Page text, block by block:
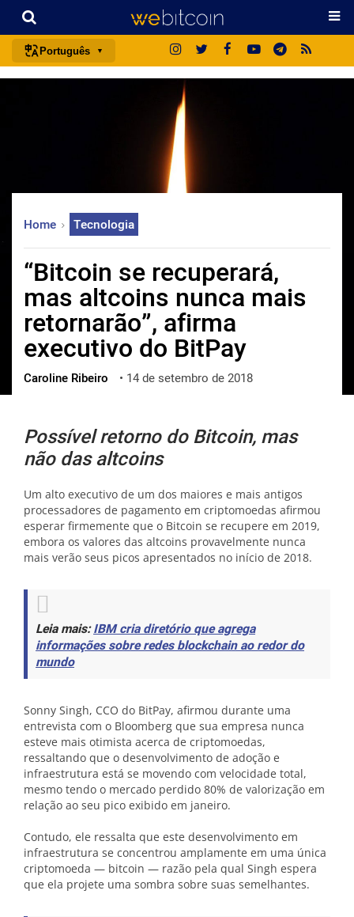
Português
日本語
русский
한국어
العربية
ไทย
ქართული
vietnamese
Home Tecnologia
“Bitcoin se recuperará,
mas altcoins nunca mais
retornarão”, afirma
executivo do BitPay
Caroline Ribeiro • 14 de setembro de 2018
Possível retorno do Bitcoin, mas
não das altcoins
Um alto executivo de um dos maiores e mais antigos
processadores de pagamento em criptomoedas afirmou
esperar firmemente que o Bitcoin se recupere em 2019,
embora os valores das altcoins provavelmente nunca
mais verão seus picos apresentados no início de 2018.
Leia mais:IBM cria diretório que agrega
informações sobre redes blockchain ao redor do
mundo
Sonny Singh, CCO do BitPay, afirmou durante uma
entrevista com o Bloomberg que sua empresa nunca
esteve mais otimista acerca de criptomoedas,
ressaltando que o desenvolvimento de adoção e
infraestrutura está se movendo com velocidade total,
mesmo tendo o mercado perdido 80% de valorização em
relação ao seu pico exibido em janeiro.
Contudo, ele ressalta que este desenvolvimento em
infraestrutura se concentrou amplamente em uma única
criptomoeda — bitcoin — razão pela qual Singh espera
que ela projete uma sombra sobre suas semelhantes.